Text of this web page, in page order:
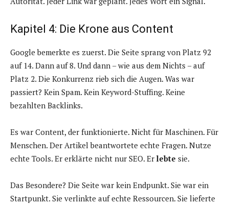
Kapitel 4: Die Krone aus Content
Google bemerkte es zuerst. Die Seite sprang von Platz 92
auf 14. Dann auf 8. Und dann – wie aus dem Nichts – auf
Platz 2. Die Konkurrenz rieb sich die Augen. Was war
passiert? Kein Spam. Kein Keyword-Stuffing. Keine
bezahlten Backlinks.
Es war Content, der funktionierte. Nicht für Maschinen. Für
Menschen. Der Artikel beantwortete echte Fragen. Nutze
echte Tools. Er erklärte nicht nur SEO. Er lebte sie.
Das Besondere? Die Seite war kein Endpunkt. Sie war ein
Startpunkt. Sie verlinkte auf echte Ressourcen. Sie lieferte